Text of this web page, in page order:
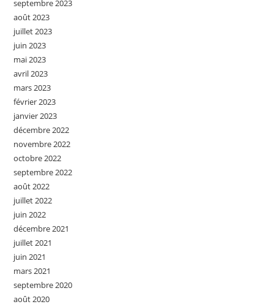
septembre 2023
août 2023
juillet 2023
juin 2023
mai 2023
avril 2023
mars 2023
février 2023
janvier 2023
décembre 2022
novembre 2022
octobre 2022
septembre 2022
août 2022
juillet 2022
juin 2022
décembre 2021
juillet 2021
juin 2021
mars 2021
septembre 2020
août 2020